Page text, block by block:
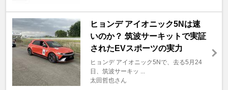
ヒョンデ アイオニック5Nは速
いのか？ 筑波サーキットで実証
されたEVスポーツの実力
ヒョンデ アイオニック5Nで、去る5月24
日、筑波サーキッ ...
太田哲也さん